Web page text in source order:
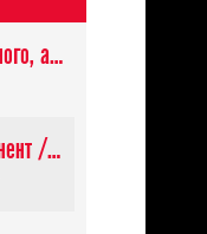
Кемпінґ на одного, але удвох / Futari Solo Camp
Бойовий континент / Douluo Dalu